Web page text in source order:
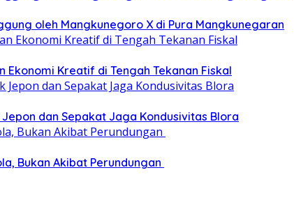
oleh Mangkunegoro X di Pura Mangkunegaran
Ekonomi Kreatif di Tengah Tekanan Fiskal
dan Sepakat Jaga Kondusivitas Blora
Bukan Akibat Perundungan